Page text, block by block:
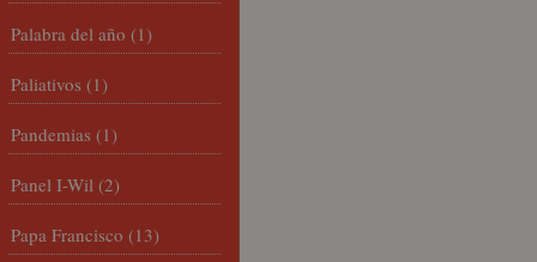
Palabra del año (1)
Paliativos (1)
Pandemias (1)
Panel I-Wil (2)
Papa Francisco (13)